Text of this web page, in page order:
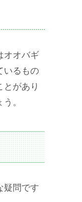
オオバギ
いるもの
があり
。
疑問です